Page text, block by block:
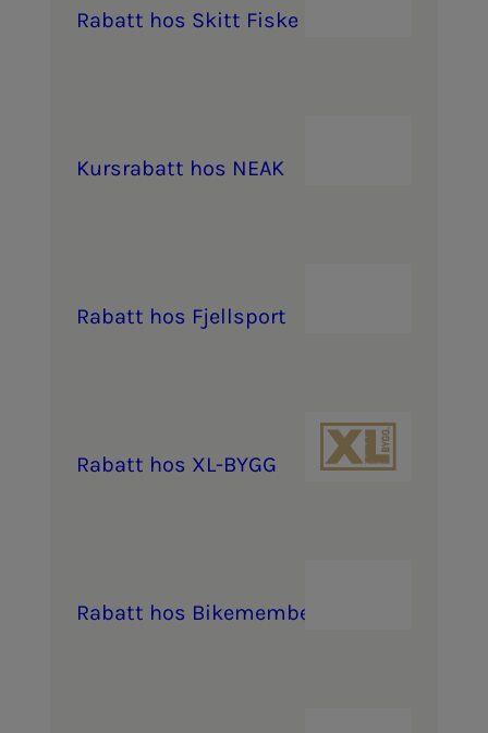
Ra­­­batt hos Skitt Fiske
Kurs­ra­­­batt hos NEAK
Ra­­­batt hos Fjell­s­­­port
Ra­­­batt hos XL-BYGG
Ra­­­batt hos Bikemem­­­ber